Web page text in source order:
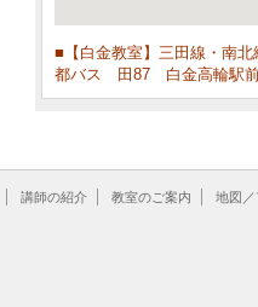
■【白金教室】三田線・南
都バス 田87 白金高輪駅前
講師の紹介 教室のご案内
地図